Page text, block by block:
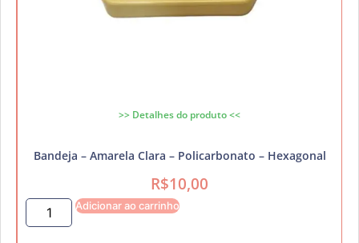
>> Detalhes do produto <<
Bandeja – Amarela Clara – Policarbonato – Hexagonal
R$10,00
Adicionar ao carrinho